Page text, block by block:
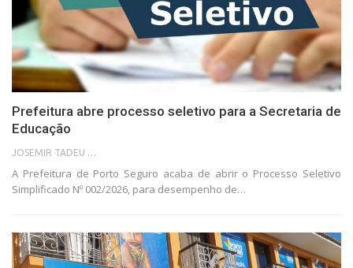
Prefeitura abre processo seletivo para a Secretaria de
Educação
A Prefeitura de Porto Seguro acaba de abrir o Processo Seletivo
Simplificado Nº 002/2026, para desempenho de…